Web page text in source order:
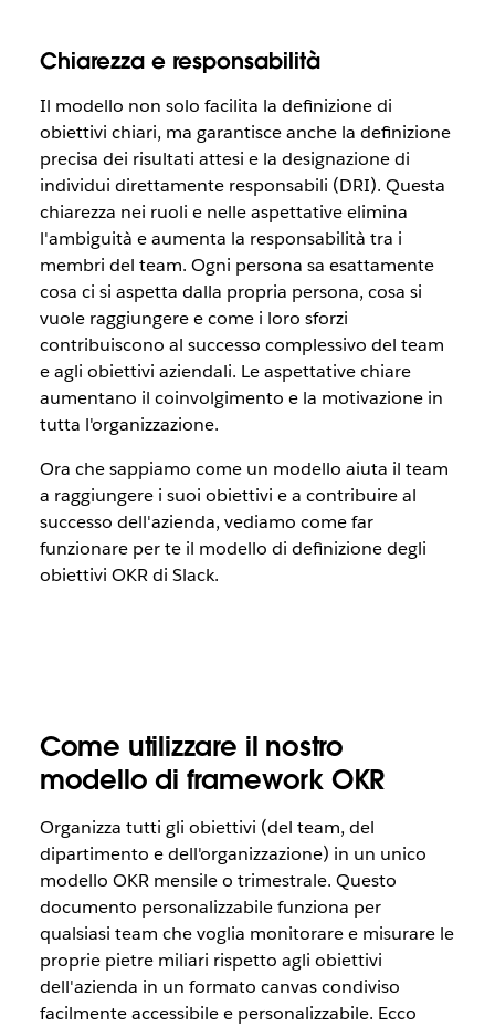
Chiarezza e responsabilità
Il modello non solo facilita la definizione di
obiettivi chiari, ma garantisce anche la definizione
precisa dei risultati attesi e la designazione di
individui direttamente responsabili (DRI). Questa
chiarezza nei ruoli e nelle aspettative elimina
l'ambiguità e aumenta la responsabilità tra i
membri del team. Ogni persona sa esattamente
cosa ci si aspetta dalla propria persona, cosa si
vuole raggiungere e come i loro sforzi
contribuiscono al successo complessivo del team
e agli obiettivi aziendali. Le aspettative chiare
aumentano il coinvolgimento e la motivazione in
tutta l'organizzazione.
Ora che sappiamo come un modello aiuta il team
a raggiungere i suoi obiettivi e a contribuire al
successo dell'azienda, vediamo come far
funzionare per te il modello di definizione degli
obiettivi OKR di Slack.
Come utilizzare il nostro
modello di framework OKR
Organizza tutti gli obiettivi (del team, del
dipartimento e dell'organizzazione) in un unico
modello OKR mensile o trimestrale. Questo
documento personalizzabile funziona per
qualsiasi team che voglia monitorare e misurare le
proprie pietre miliari rispetto agli obiettivi
dell'azienda in un formato canvas condiviso
facilmente accessibile e personalizzabile. Ecco